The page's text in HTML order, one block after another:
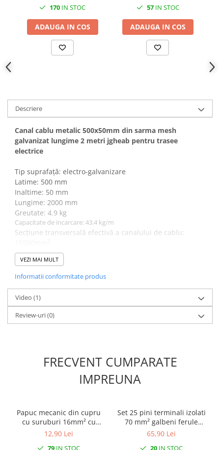
Canal cablu metalic perforat
Canal cablu metalic din sarma
Tuburi rigide din plastic PVC
Prize si fise electrice
Fotovoltaice
Intrerupatoarea industriale
Sisteme de impamantare -
paratrasnet
50mm sau 100mm
170 IN STOC
ADAUGA IN COS
electrice
57IN STOC
ADAUGA IN COS
Descriere
Canal cablu metalic 500x50mm din sarma mesh
galvanizat lungime 2 metri jgheab pentru trasee
electrice
Tip suprafață: electro-galvanizare
Latime: 500 mm
Inaltime: 50 mm
Lungime: 2000 mm
Greutate: 4.9 kg
Capacitate de incarcare: 43.4 kg/m
Secțiune transversală efectivă a canalului de cablu:
Se poate folosi la interior in spatii uscate sau umede si la
rezistență la foc.
Pentru imbinare se folosesc 2 cleme conectoare SZM1
VEZI MAI MULT
Informatii conformitate produs
Video (1)
Review-uri(0)
FRECVENT CUMPARATE
IMPREUNA
Papuc mecanic din cupru
cu suruburi 16mm² cu
gaura de 8mm
12,90 Lei
79 IN STOC
Set 25 pini terminali izolati
70 mm² galbeni ferule
cupru 37.5mm
65,90 Lei
20 IN STOC